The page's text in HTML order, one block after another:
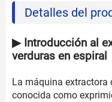
Detalles del
▶ Introducción al
verduras en espiral
La máquina extractora
conocida como